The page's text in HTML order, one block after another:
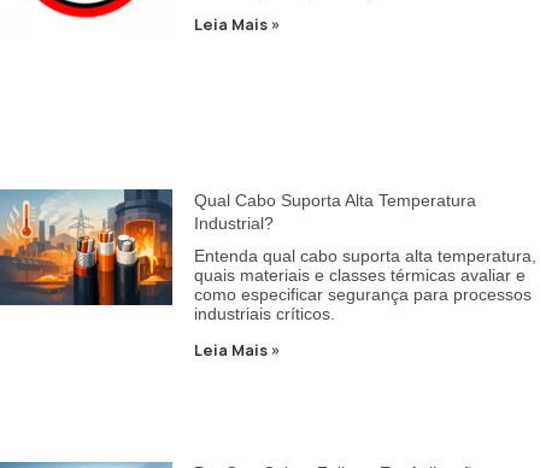
Leia Mais »
Qual Cabo Suporta Alta Temperatura
Industrial?
Entenda qual cabo suporta alta temperatura,
quais materiais e classes térmicas avaliar e
como especificar segurança para processos
industriais críticos.
Leia Mais »